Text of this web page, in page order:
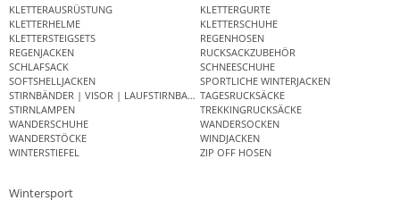
KLETTERAUSRÜSTUNG
KLETTERGURTE
KLETTERHELME
KLETTERSCHUHE
KLETTERSTEIGSETS
REGENHOSEN
REGENJACKEN
RUCKSACKZUBEHÖR
SCHLAFSACK
SCHNEESCHUHE
SOFTSHELLJACKEN
SPORTLICHE WINTERJACKEN
STIRNBÄNDER | VISOR | LAUFSTIRNBANDTAGESRUCKSÄCKE
STIRNLAMPEN
TREKKINGRUCKSÄCKE
WANDERSCHUHE
WANDERSOCKEN
WANDERSTÖCKE
WINDJACKEN
WINTERSTIEFEL
ZIP OFF HOSEN
Wintersport